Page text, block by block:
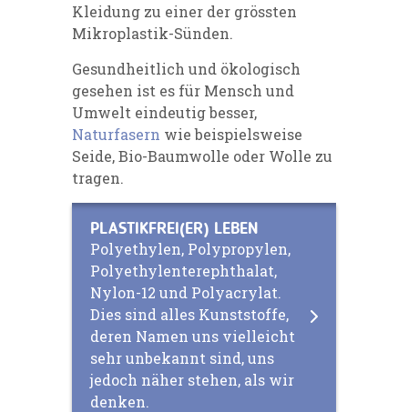
Kleidung zu einer der grössten
Mikroplastik-Sünden.
Gesundheitlich und ökologisch
gesehen ist es für Mensch und
Umwelt eindeutig besser,
Naturfasern wie beispielsweise
Seide, Bio-Baumwolle oder Wolle zu
tragen.
PLASTIKFREI(ER) LEBEN
Polyethylen, Polypropylen,
Polyethylenterephthalat,
Nylon-12 und Polyacrylat.
Dies sind alles Kunststoffe,
deren Namen uns vielleicht
sehr unbekannt sind, uns
jedoch näher stehen, als wir
denken.